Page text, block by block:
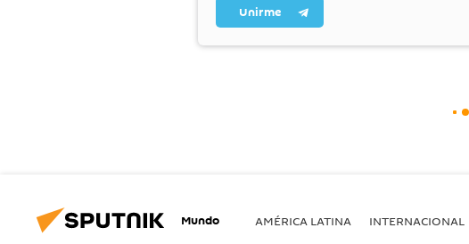
Unirme
Mundo AMÉRICA LATINA INTERNACIONAL